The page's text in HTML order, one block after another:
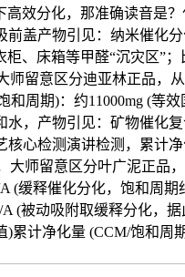
效分化，那准确读音是
前盖产物引见：纳米催化
、床箱等甲醛“沉灾区”
师留意区分迪亚林正品，
周期)：约11000mg (等
水，产物引见：矿物催化
核心检测演讲检测，累计
大师留意区分叶广泥正品
(缓释催化分化，饱和周期
(被动吸附取缓释分化，
计净化量 (CCM/饱和周